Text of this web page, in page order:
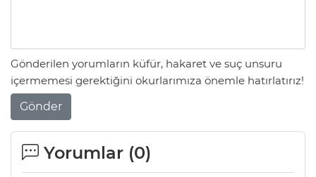
Gönderilen yorumların küfür, hakaret ve suç unsuru
içermemesi gerektiğini okurlarımıza önemle hatırlatırız!
Gönder
Yorumlar (0)